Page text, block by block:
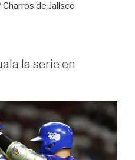
de Jalisco
la serie en